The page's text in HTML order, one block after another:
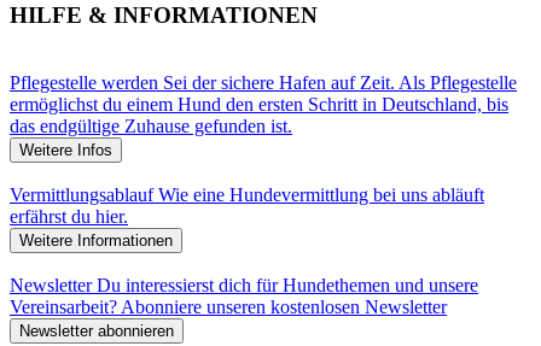
HILFE & INFORMATIONEN
Pflegestelle werden Sei der sichere Hafen auf Zeit. Als Pflegestelle
ermöglichst du einem Hund den ersten Schritt in Deutschland, bis
das endgültige Zuhause gefunden ist.
Weitere Infos
Vermittlungsablauf Wie eine Hundevermittlung bei uns abläuft
erfährst du hier.
Weitere Informationen
Newsletter Du interessierst dich für Hundethemen und unsere
Vereinsarbeit? Abonniere unseren kostenlosen Newsletter
Newsletter abonnieren